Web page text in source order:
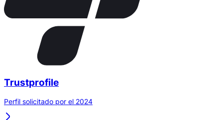
Trustprofile
Perfil solicitado por el 2024